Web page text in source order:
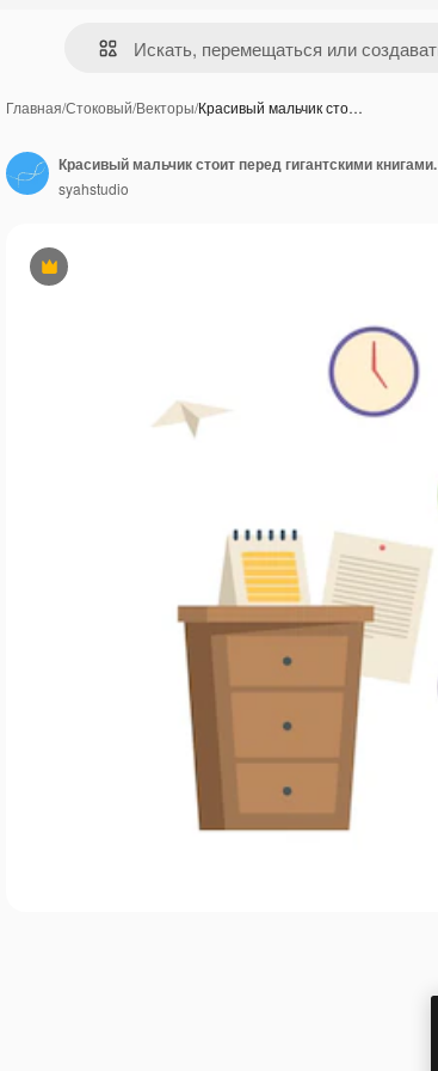
Главная/Стоковый/Векторы/Красивый мальчик сто…
Премиум
Красивый мальчик стоит перед гигантскими книгами.
syahstudio